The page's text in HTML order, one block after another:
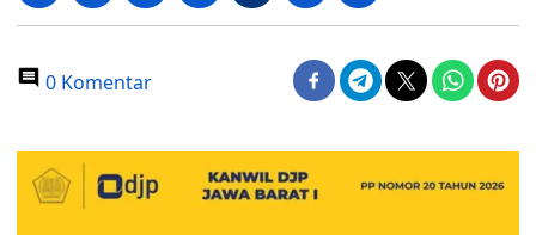
0 Komentar